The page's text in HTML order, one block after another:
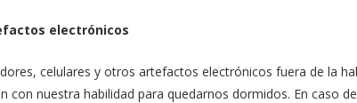
electrónicos
celulares y otros artefactos electrónicos fuera de la
con nuestra habilidad para quedarnos dormidos. En caso